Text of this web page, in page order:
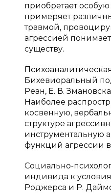
приобретает
примеряет
травмой,
агрессией
существу.
Бихевиоральный
Реан, Е. В.
Наиболее
косвенную,
структуре
инструментальную
функций агрессии
Социально-
индивида к
Роджерса и Р.